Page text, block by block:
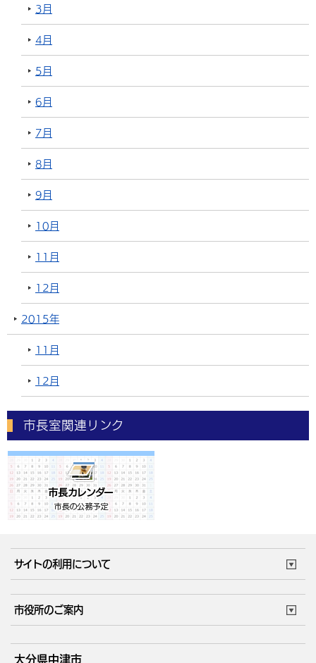
3月
4月
5月
6月
7月
8月
9月
10月
11月
12月
2015年
11月
12月
市長室関連リンク
サイトの利用について
サイトマップ
市役所のご案内
庁舎地図 組織案内
大分県中津市